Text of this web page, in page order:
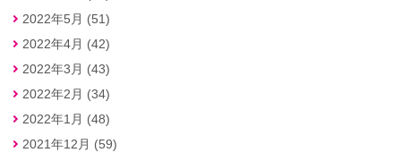
2022年5月 (51)
2022年4月 (42)
2022年3月 (43)
2022年2月 (34)
2022年1月 (48)
2021年12月 (59)